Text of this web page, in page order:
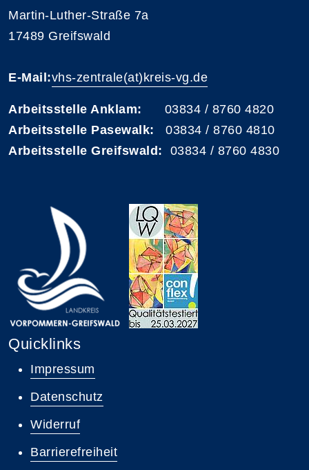
Martin-Luther-Straße 7a
17489 Greifswald
E-Mail:vhs-zentrale(at)kreis-vg.de
Arbeitsstelle Anklam: 03834 / 8760 4820
Arbeitsstelle Pasewalk: 03834 / 8760 4810
Arbeitsstelle Greifswald: 03834 / 8760 4830
Quicklinks
Impressum
Datenschutz
Widerruf
Barrierefreiheit